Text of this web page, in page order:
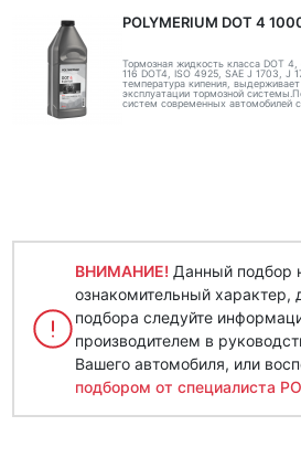
POLYMERIUM DOT 4
Тормозная жидкость класса DOT 4,
116 DOT4, ISO 4925, SAE J 1703, J
температура кипения,
эксплуатации тормозной
систем современных автомобилей
ВНИМАНИЕ! Данный подбор
ознакомительный характер,
подбора следуйте
производителем в
Вашего автомобиля, или
подбором от специалиста